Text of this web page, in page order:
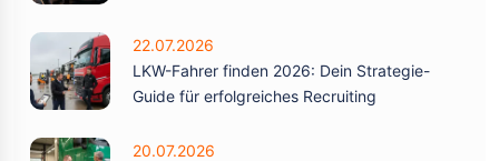
22.07.2026
LKW-Fahrer finden 2026: Dein Strategie-
Guide für erfolgreiches Recruiting
20.07.2026